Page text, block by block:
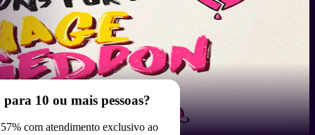
10 ou mais pessoas?
com atendimento exclusivo ao